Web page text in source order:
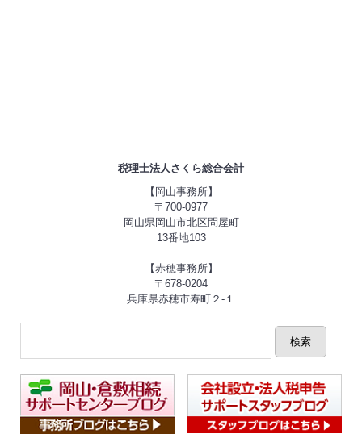
税理士法人さくら総合会計
【岡山事務所】
〒700-0977
岡山県岡山市北区問屋町
13番地103
【赤穂事務所】
〒678-0204
兵庫県赤穂市寿町２-１